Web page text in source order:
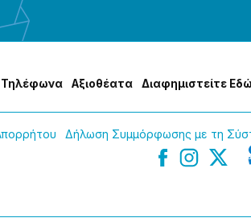
Τηλέφωνα Αξɩοθέατα Δɩαφημɩστείτε Εδώ
Δήλωση Συμμόρφωσης με τη